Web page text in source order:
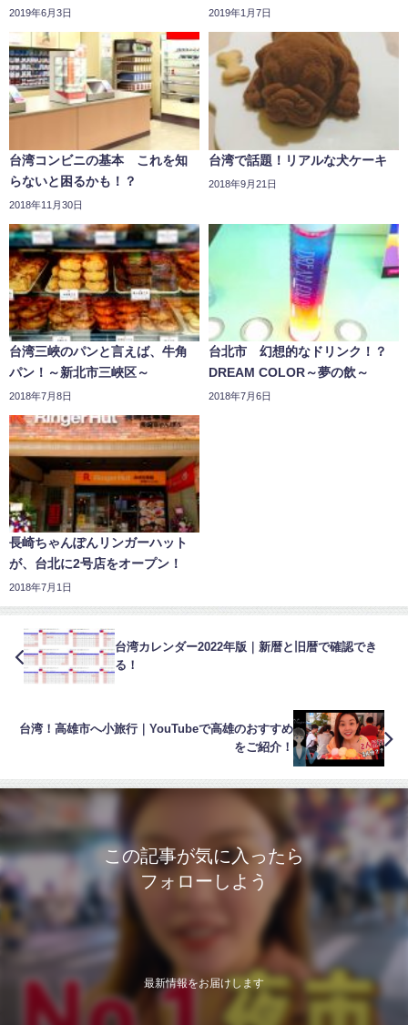
2019年6月3日 2019年1月7日
台湾コンビニの基本 これを知
らないと困るかも！？
2018年11月30日
台湾で話題！リアルな犬ケーキ
2018年9月21日
台湾三峽のパンと言えば、牛角
パン！～新北市三峽区～
2018年7月8日
台北市 幻想的なドリンク！？
DREAM COLOR～夢の飲～
2018年7月6日
長崎ちゃんぽんリンガーハット
が、台北に2号店をオープン！
2018年7月1日
台湾カレンダー2022年版｜新暦と旧暦で確認でき
る！
台湾！高雄市へ小旅行｜YouTubeで高雄のおすすめ
をご紹介！
この記事が気に入ったら
フォローしよう
最新情報をお届けします